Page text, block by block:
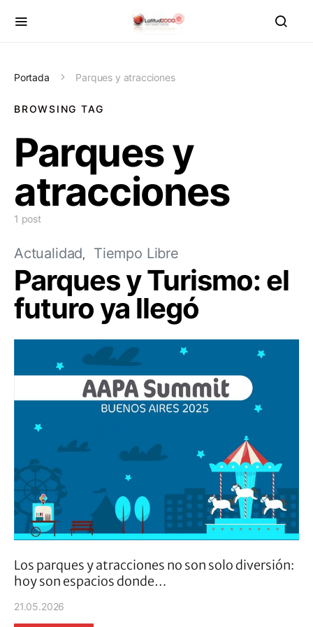
Portada Parques y atracciones
BROWSING TAG
Parques y
atracciones
1 post
Actualidad Tiempo Libre
Parques y Turismo: el
futuro ya llegó
Los parques y atracciones no son solo diversión:
hoy son espacios donde…
21.05.2026